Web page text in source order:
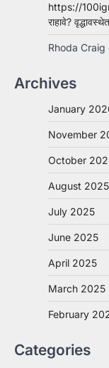
https://
राहावे?
Rhoda Craig
Archives
January
November
October
August 2025
July 2025
June 2025
April 2025
March 2025
February
Categories